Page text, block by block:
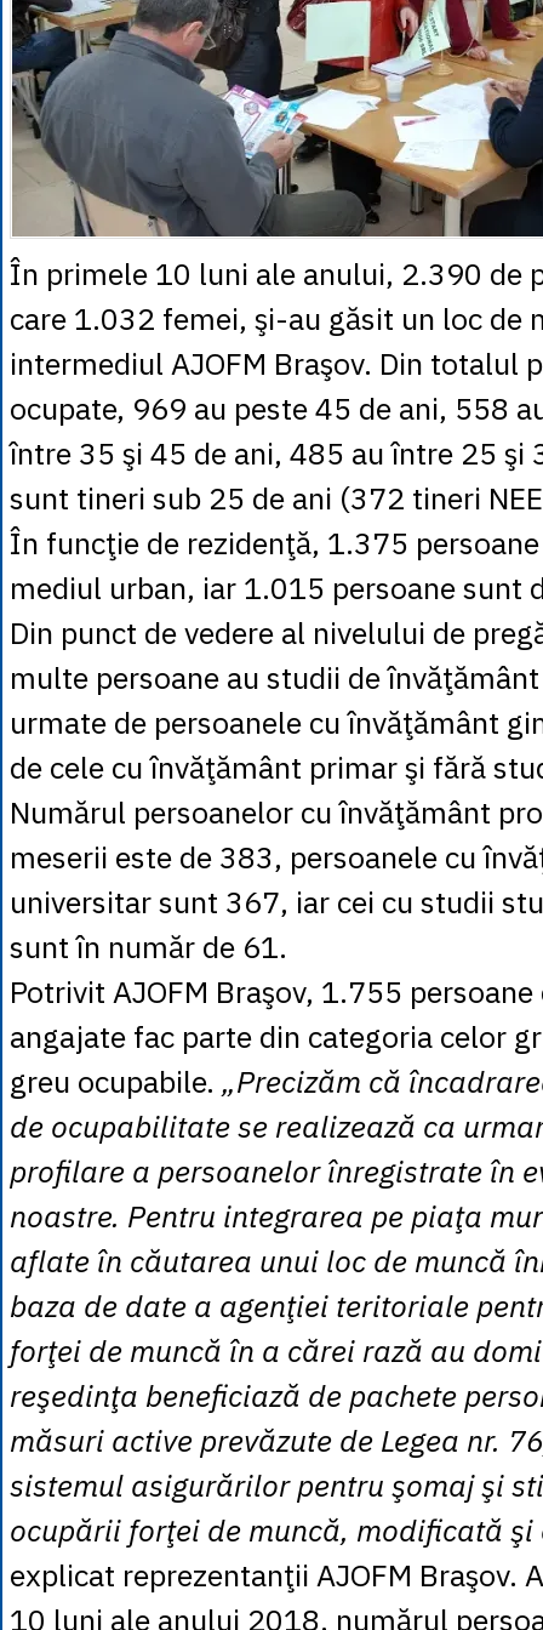
În primele 10 luni ale anului, 2.390 de
care 1.032 femei, şi-au găsit un loc de
intermediul AJOFM Braşov. Din totalul
ocupate, 969 au peste 45 de ani, 558
între 35 şi 45 de ani, 485 au între 25 şi
sunt tineri sub 25 de ani (372 tineri
În funcţie de rezidenţă, 1.375
mediul urban, iar 1.015 persoane sunt
Din punct de vedere al nivelului de
multe persoane au studii de
urmate de persoanele cu învăţământ
de cele cu învăţământ primar şi fără
Numărul persoanelor cu învăţământ
meserii este de 383, persoanele cu
universitar sunt 367, iar cei cu studii
sunt în număr de 61.
Potrivit AJOFM Braşov, 1.755
angajate fac parte din categoria celor
greu ocupabile. „Precizăm că
de ocupabilitate se realizează ca
profilare a persoanelor înregistrate în
noastre. Pentru integrarea pe piaţa
aflate în căutarea unui loc de muncă
baza de date a agenţiei teritoriale
forţei de muncă în a cărei rază au
reşedinţa beneficiază de pachete
măsuri active prevăzute de Legea nr.
sistemul asigurărilor pentru şomaj şi
ocupării forţei de muncă, modificată şi
explicat reprezentanţii AJOFM Braşov.
10 luni ale anului 2018, numărul